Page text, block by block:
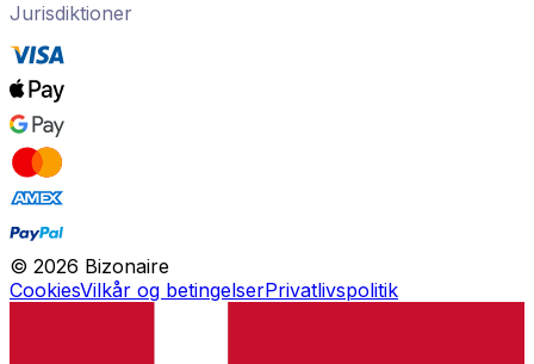
Jurisdiktioner
© 2026 Bizonaire
CookiesVilkår og betingelserPrivatlivspolitik